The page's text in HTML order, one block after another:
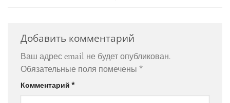
Добавить комментарий
Ваш адрес email не будет опубликован.
Обязательные поля помечены *
Комментарий *